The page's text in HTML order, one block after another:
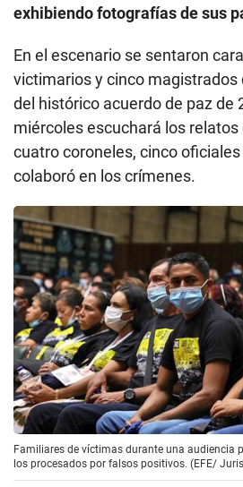
exhibiendo fotografías de sus
En el escenario se sentaron
victimarios y cinco magistrados
del histórico acuerdo de paz de
miércoles escuchará los relatos
cuatro coroneles, cinco oficiales
colaboró en los crímenes.
Familiares de víctimas durante una audiencia
los procesados por falsos positivos. (EFE/